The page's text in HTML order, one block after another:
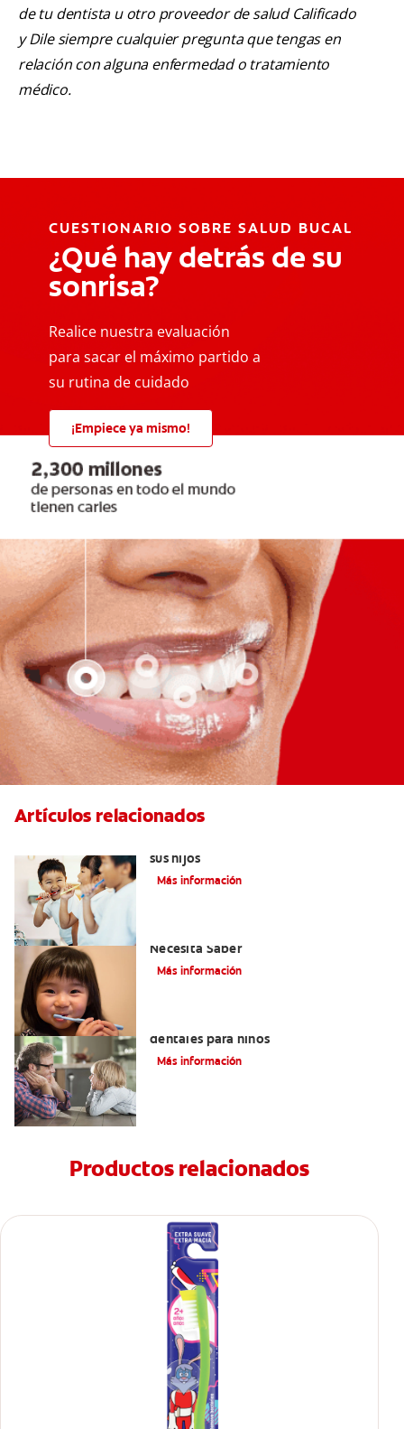
de tu dentista u otro proveedor de salud Calificado
y Dile siempre cualquier pregunta que tengas en
relación con alguna enfermedad o tratamiento
médico.
CUESTIONARIO SOBRE SALUD BUCAL
¿Qué hay detrás de su
sonrisa?
Realice nuestra evaluación
para sacar el máximo partido a
su rutina de cuidado
¡Empiece ya mismo!
Artículos relacionados
sus hijos
Más información
Necesita Saber
Más información
dentales para niños
Más información
Productos relacionados